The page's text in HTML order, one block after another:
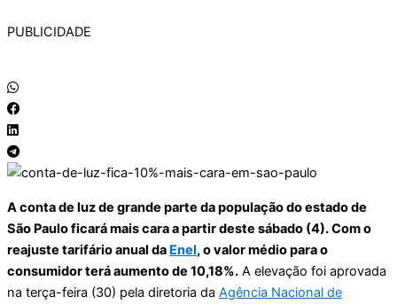
PUBLICIDADE
A conta de luz de grande parte da população do estado de
São Paulo ficará mais cara a partir deste sábado (4). Com o
reajuste tarifário anual da Enel, o valor médio para o
consumidor terá aumento de 10,18%. A elevação foi aprovada
na terça-feira (30) pela diretoria da Agência Nacional de